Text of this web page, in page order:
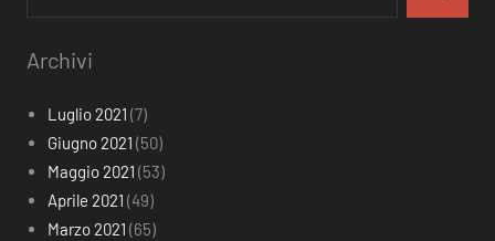
Archivi
Luglio 2021 (7)
Giugno 2021 (50)
Maggio 2021 (53)
Aprile 2021 (49)
Marzo 2021 (65)